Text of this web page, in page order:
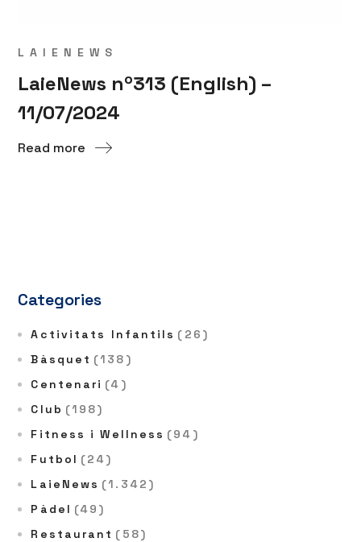
LAIENEWS
LaieNews nº313 (English) –
11/07/2024
Read more
Categories
Activitats Infantils (26)
Bàsquet (138)
Centenari (4)
Club (198)
Fitness i Wellness (94)
Futbol (24)
LaieNews (1.342)
Pàdel (49)
Restaurant (58)